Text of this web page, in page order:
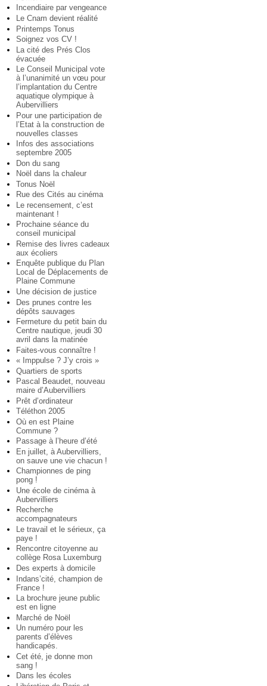
Incendiaire par vengeance
Le Cnam devient réalité
Printemps Tonus
Soignez vos CV !
La cité des Prés Clos
évacuée
Le Conseil Municipal vote
à l’unanimité un vœu pour
l’implantation du Centre
aquatique olympique à
Aubervilliers
Pour une participation de
l’Etat à la construction de
nouvelles classes
Infos des associations
septembre 2005
Don du sang
Noël dans la chaleur
Tonus Noël
Rue des Cités au cinéma
Le recensement, c’est
maintenant !
Prochaine séance du
conseil municipal
Remise des livres cadeaux
aux écoliers
Enquête publique du Plan
Local de Déplacements de
Plaine Commune
Une décision de justice
Des prunes contre les
dépôts sauvages
Fermeture du petit bain du
Centre nautique, jeudi 30
avril dans la matinée
Faites-vous connaître !
« Imppulse ? J’y crois »
Quartiers de sports
Pascal Beaudet, nouveau
maire d’Aubervilliers
Prêt d’ordinateur
Téléthon 2005
Où en est Plaine
Commune ?
Passage à l’heure d’été
En juillet, à Aubervilliers,
on sauve une vie chacun !
Championnes de ping
pong !
Une école de cinéma à
Aubervilliers
Recherche
accompagnateurs
Le travail et le sérieux, ça
paye !
Rencontre citoyenne au
collège Rosa Luxemburg
Des experts à domicile
Indans’cité, champion de
France !
La brochure jeune public
est en ligne
Marché de Noël
Un numéro pour les
parents d’élèves
handicapés.
Cet été, je donne mon
sang !
Dans les écoles